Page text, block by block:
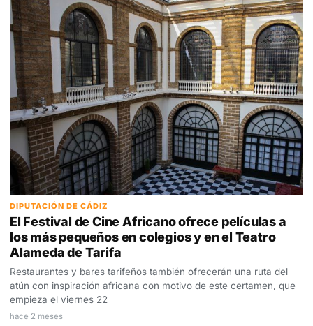
DIPUTACIÓN DE CÁDIZ
El Festival de Cine Africano ofrece películas a
los más pequeños en colegios y en el Teatro
Alameda de Tarifa
Restaurantes y bares tarifeños también ofrecerán una ruta del
atún con inspiración africana con motivo de este certamen, que
empieza el viernes 22
hace 2 meses